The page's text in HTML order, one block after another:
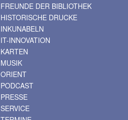
FREUNDE DER BIBLIOTHEK
HISTORISCHE DRUCKE
INKUNABELN
IT-INNOVATION
KARTEN
MUSIK
ORIENT
PODCAST
PRESSE
SERVICE